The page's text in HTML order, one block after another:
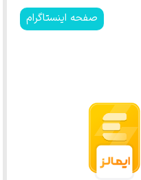
صفحه اینستاگرام